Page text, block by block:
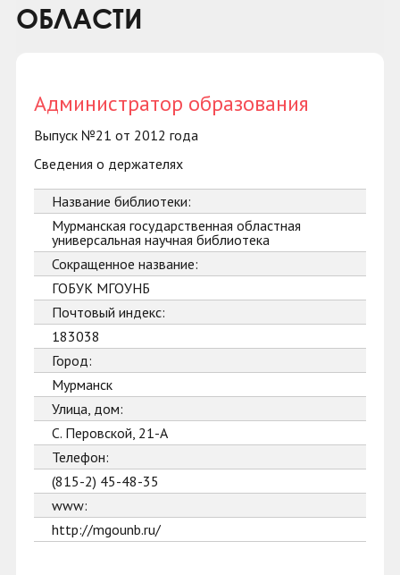
ОБЛАСТИ
Администратор образования
Выпуск №21 от 2012 года
Сведения о держателях
Название библиотеки:
Мурманская государственная областная
универсальная научная библиотека
Сокращенное название:
ГОБУК МГОУНБ
Почтовый индекс:
183038
Город:
Мурманск
Улица, дом:
С. Перовской, 21-А
Телефон:
(815-2) 45-48-35
www:
http://mgounb.ru/